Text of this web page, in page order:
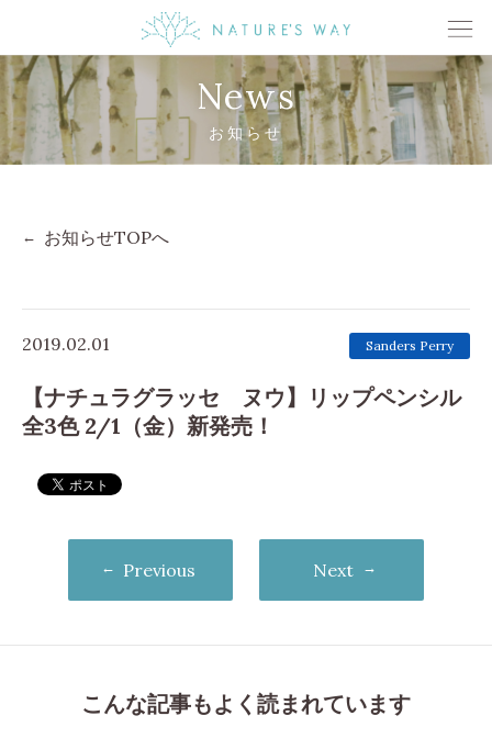
News
お知らせ
お知らせTOPへ
2019.02.01 Sanders Perry
【ナチュラグラッセ ヌウ】リップペンシル
全3色 2/1（金）新発売！
Previous Next
こんな記事もよく読まれています